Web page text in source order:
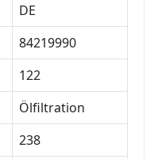
DE
84219990
122
Ölfiltration
238